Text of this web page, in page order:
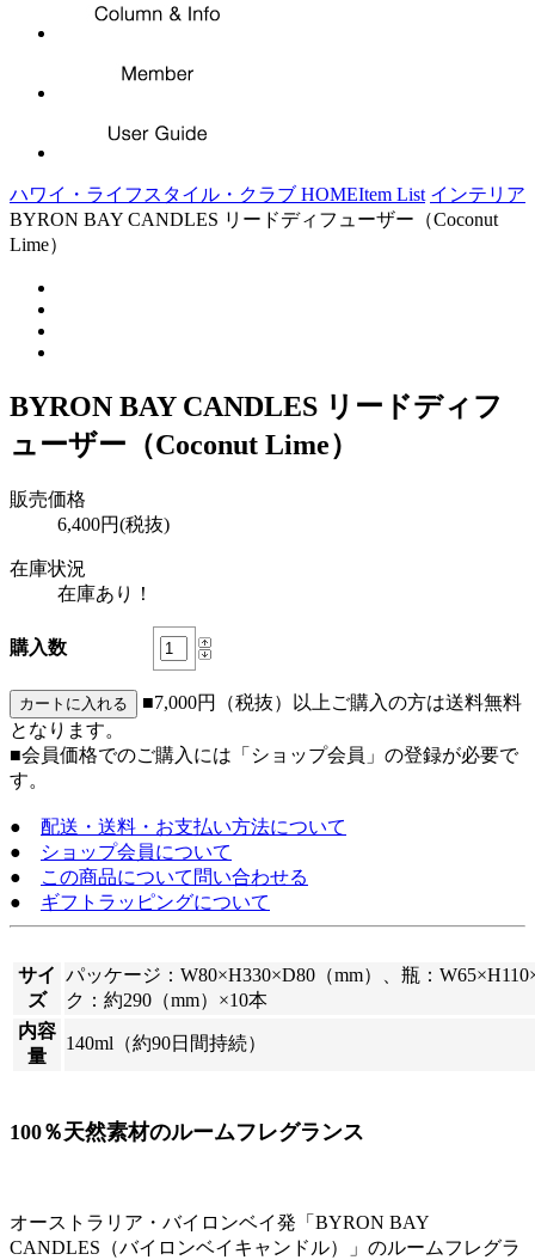
ハワイ・ライフスタイル・クラブ HOMEItem List インテリア
BYRON BAY CANDLES リードディフューザー（Coconut
Lime）
BYRON BAY CANDLES リードディフ
ューザー（Coconut Lime）
販売価格
6,400円(税抜)
在庫状況
在庫あり！
購入数
■7,000円（税抜）以上ご購入の方は送料無料
となります。
■会員価格でのご購入には「ショップ会員」の登録が必要で
す。
● 配送・送料・お支払い方法について
●
ショップ会員について
●
この商品について問い合わせる
● ギフトラッピングについて
サイ
ズ
パッケージ：W80×H330×D80（mm）、瓶：
ク：約290（mm）×10本
内容
量
140ml（約90日間持続）
100％天然素材のルームフレグランス
オーストラリア・バイロンベイ発「BYRON BAY
CANDLES（バイロンベイキャンドル）」のルームフレグラ